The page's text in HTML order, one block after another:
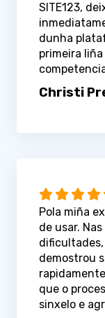
SITE123,
dunha
primeira
Christi
Pola miña
de usar.
dificultades,
demostrou
que o
sinxelo e